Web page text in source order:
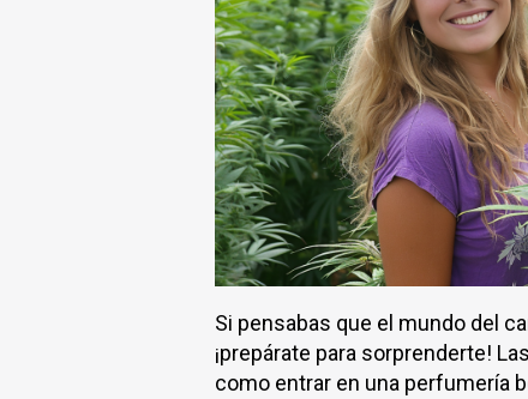
Si pensabas que el mundo del
¡prepárate para sorprenderte!
como entrar en una perfumería